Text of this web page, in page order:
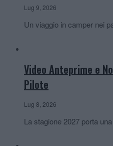
Lug 9, 2026
Un viaggio in camper nei
Video Anteprime e
Pilote
Lug 8, 2026
La stagione 2027 porta